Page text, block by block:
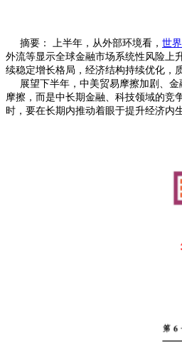
摘要： 上半年，从外部环境看， 世
外流等显示全球金融市场系统性风险上
续稳定增长格局，经济结构持续优化，
展望下半年，中美贸易摩擦加剧、金
摩擦， 而是中长期金融、科技领域的竞
时，要在长期内推动着眼于提升经济内